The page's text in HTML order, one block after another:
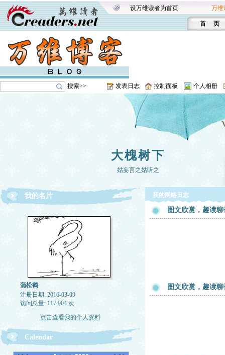
设万维读者为首页 万维
首 页
搜索>> 发表日志 控制面板 个人相册
大槐树下
姑妄言之姑听之
我的名片
蒲松鹤
注册日期: 2016-03-09
访问总量: 117,904 次
点击查看我的个人资料
Calendar
我的网络日志
图文欣赏，趣读
图文欣赏，趣读